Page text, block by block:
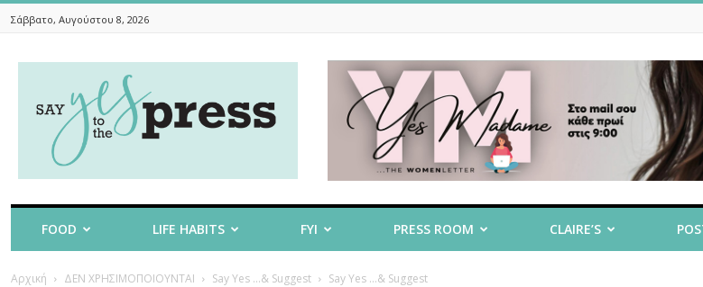
Σάββατο, Αυγούστου 8, 2026
To
The
FOOD LIFE HABITS FYI PRESS ROOM CLAIRE’S
Αρχική ΔΕΝ ΧΡΗΣΙΜΟΠΟΙΟΥΝΤΑΙ Say Yes ...& Suggest Say Yes …& Suggest